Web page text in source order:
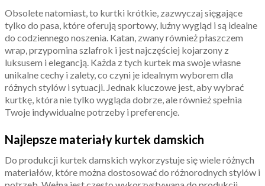
Obsolete natomiast, to kurtki krótkie, zazwyczaj sięgające
tylko do pasa, które oferują sportowy, luźny wygląd i są idealne
do codziennego noszenia. Katan, zwany również płaszczem
wrap, przypomina szlafrok i jest najczęściej kojarzony z
luksusem i elegancją. Każda z tych kurtek ma swoje własne
unikalne cechy i zalety, co czyni je idealnym wyborem dla
różnych stylów i sytuacji. Jednak kluczowe jest, aby wybrać
kurtkę, która nie tylko wygląda dobrze, ale również spełnia
Twoje indywidualne potrzeby i preferencje.
Najlepsze materiały kurtek damskich
Do produkcji kurtek damskich wykorzystuje się wiele różnych
materiałów, które można dostosować do różnorodnych stylów i